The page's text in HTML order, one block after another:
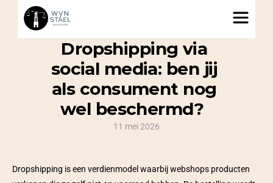
Dropshipping via
social media: ben jij
als consument nog
wel beschermd?
11 mei 2026
Dropshipping is een verdienmodel waarbij webshops producten